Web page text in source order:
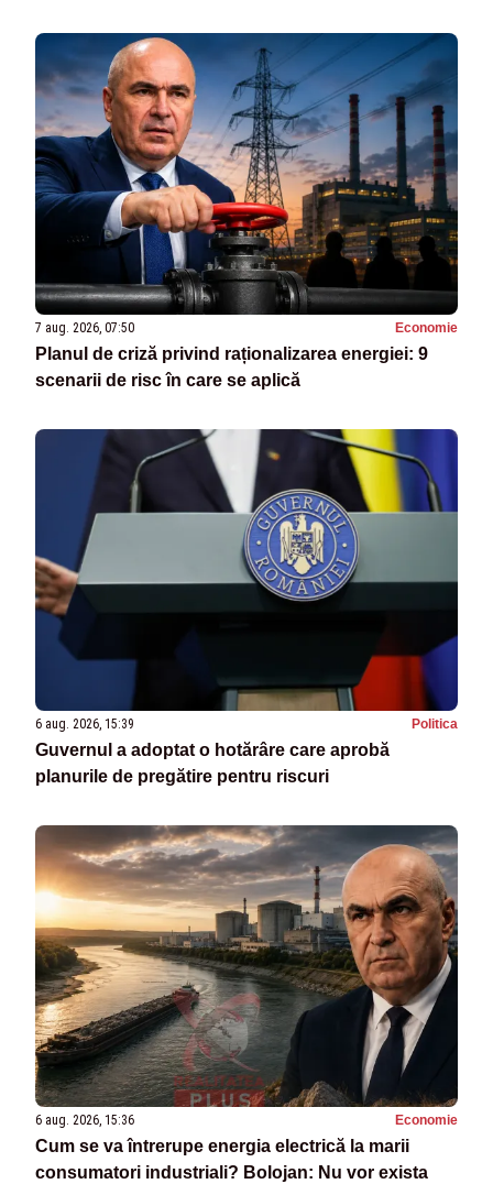
7 aug. 2026, 07:50 Economie
Planul de criză privind raționalizarea energiei: 9
scenarii de risc în care se aplică
6 aug. 2026, 15:39 Politica
Guvernul a adoptat o hotărâre care aprobă
planurile de pregătire pentru riscuri
6 aug. 2026, 15:36 Economie
Cum se va întrerupe energia electrică la marii
consumatori industriali? Bolojan: Nu vor exista